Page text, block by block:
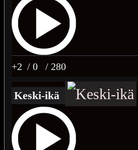
+2 / 0 / 280
Keski-ikä